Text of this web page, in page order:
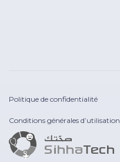
Politique de confidentialité
Conditions générales d’utilisation